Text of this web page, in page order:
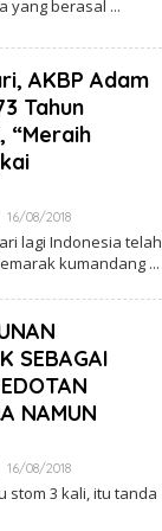
D
yang berasal
AKBP Adam
Tahun
“Meraih
16/08/2018B
Y
A
D
I
lagi Indonesia telah
kumandang
SEBAGAI
NAMUN
16/08/2018B
A
stom 3 kali, itu tanda